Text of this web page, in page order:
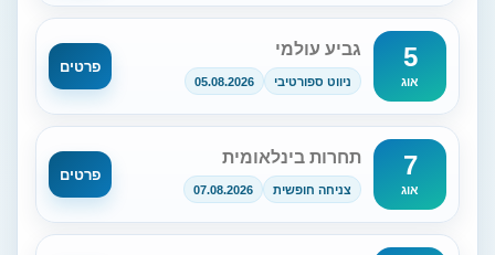
5
אוג
גביע עולמי
ניווט ספורטיבי 05.08.2026
פרטים
7
אוג
תחרות בינלאומית
צניחה חופשית 07.08.2026
פרטים